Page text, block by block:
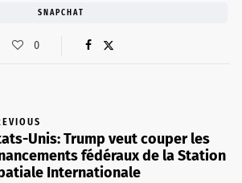
SNAPCHAT
0
Unis: Trump veut couper les
fédéraux de la Station
Internationale